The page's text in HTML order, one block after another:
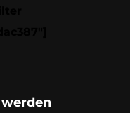
werden